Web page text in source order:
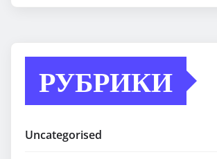
РУБРИКИ
Uncategorised